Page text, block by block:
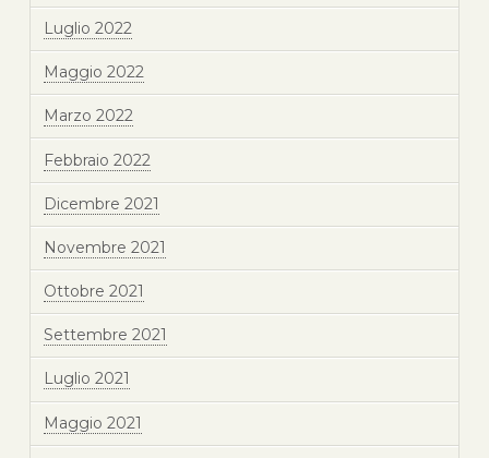
Luglio 2022
Maggio 2022
Marzo 2022
Febbraio 2022
Dicembre 2021
Novembre 2021
Ottobre 2021
Settembre 2021
Luglio 2021
Maggio 2021